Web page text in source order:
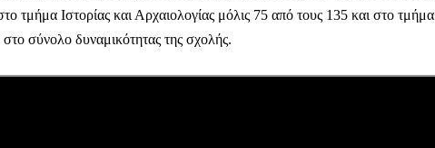
τμήμα Ιστορίας και Αρχαιολογίας μόλις 75 από τους 135 και στο τμήμα
σύνολο δυναμικότητας της σχολής.